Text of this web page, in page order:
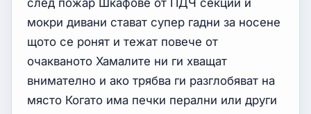
след пожар Шкафове от ПДЧ секции и
мокри дивани стават супер гадни за носене
щото се ронят и тежат повече от
очакваното Хамалите ни ги хващат
внимателно и ако трябва ги разглобяват на
място Когато има печки перални или други